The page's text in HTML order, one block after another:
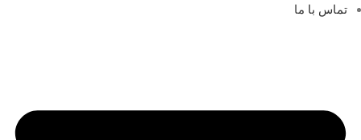
تماس با ما